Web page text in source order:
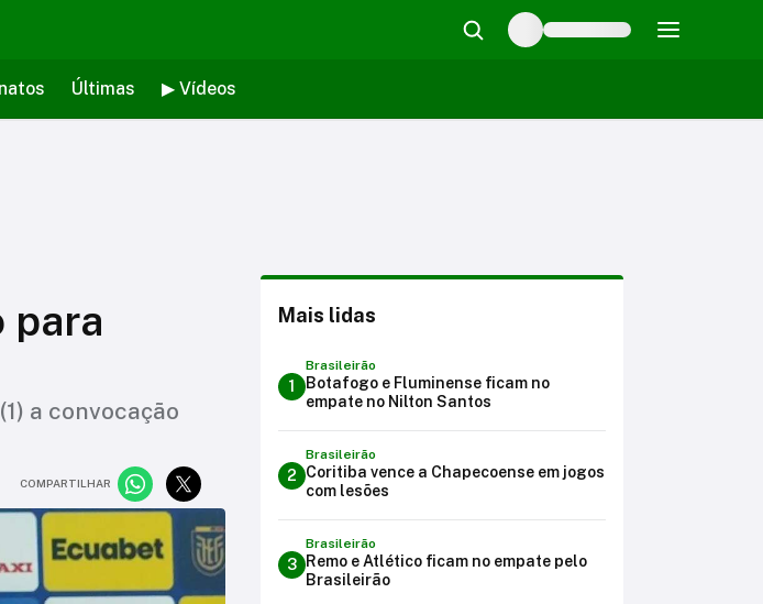
Últimas ▶ Vídeos
para
a convocação
COMPARTILHAR
Mais lidas
1
Brasileirão
Botafogo e Fluminense ficam no
empate no Nilton Santos
2
Brasileirão
Coritiba vence a Chapecoense em jogos
com lesões
3
Brasileirão
Remo e Atlético ficam no empate pelo
Brasileirão